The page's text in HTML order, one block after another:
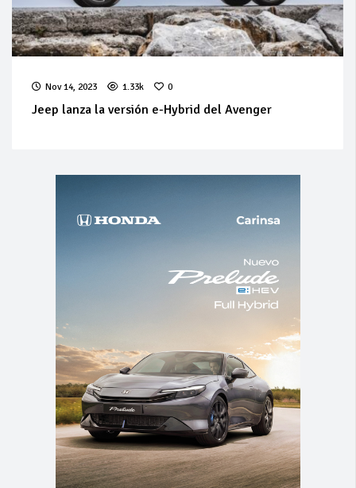
Nov 14, 2023 1.33k 0
Jeep lanza la versión e-Hybrid del Avenger